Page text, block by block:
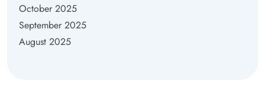
October 2025
September 2025
August 2025